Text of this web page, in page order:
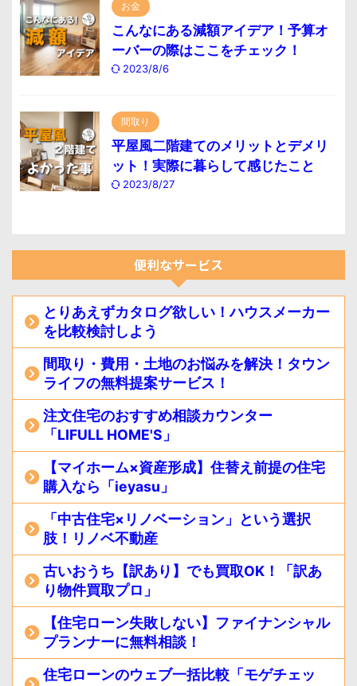
お金
こんなにある減額アイデア！予算オ
ーバーの際はここをチェック！
2023/8/6
間取り
平屋風二階建てのメリットとデメリ
ット！実際に暮らして感じたこと
2023/8/27
便利なサービス
とりあえずカタログ欲しい！ハウスメーカー
を比較検討しよう
間取り・費用・土地のお悩みを解決！タウン
ライフの無料提案サービス！
注文住宅のおすすめ相談カウンター
「LIFULL HOME'S」
【マイホーム×資産形成】住替え前提の住宅
購入なら「ieyasu」
「中古住宅×リノベーション」という選択
肢！リノベ不動産
古いおうち【訳あり】でも買取OK！「訳あ
り物件買取プロ」
【住宅ローン失敗しない】ファイナンシャル
プランナーに無料相談！
住宅ローンのウェブ一括比較「モゲチェッ